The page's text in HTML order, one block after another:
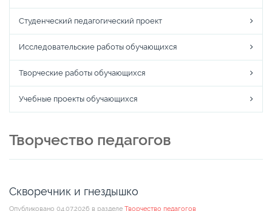
Студенческий педагогический проект
Исследовательские работы обучающихся
Творческие работы обучающихся
Учебные проекты обучающихся
Творчество педагогов
Скворечник и гнездышко
Опубликовано 04.07.2026 в разделе Творчество педагогов